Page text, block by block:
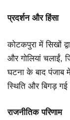
प्रदर्शन और हिंसा
कोटकपुरा में सिखों
और गोलियां चलाईं,
घटना के बाद पंजाब
स्थिति और बिगड़
राजनीतिक परिणाम